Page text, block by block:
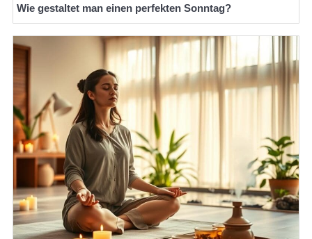
Wie gestaltet man einen perfekten Sonntag?